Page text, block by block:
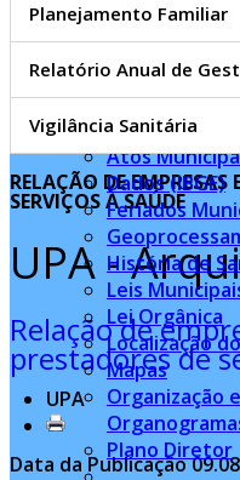
Cidade
Artes e Logos
Atos
Dados (IBGE)
Feriados
História de
Leis
Lei Orgânica
Localização
Mapas
Organização e
Plano Diretor
Planejamento Familiar
Relatório Anual de
Vigilância Sanitária
RELAÇÃO DE EMPRESAS
SERVIÇOS À SAÚDE
UPA -
Relação de
prestadores de
UPA
Data da Publicação